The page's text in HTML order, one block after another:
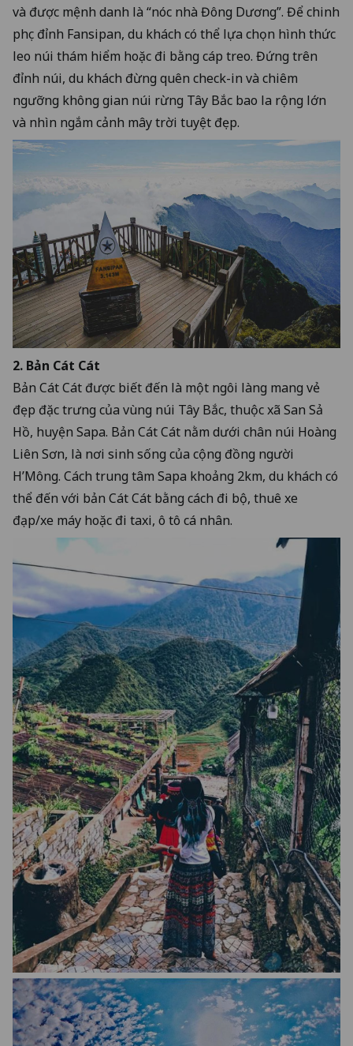
và được mệnh danh là “nóc nhà Đông Dương”. Để chinh
phục đỉnh Fansipan, du khách có thể lựa chọn hình thức
leo núi thám hiểm hoặc đi bằng cáp treo. Đứng trên
đỉnh núi, du khách đừng quên check-in và chiêm
ngưỡng không gian núi rừng Tây Bắc bao la rộng lớn
và nhìn ngắm cảnh mây trời tuyệt đẹp.
2. Bản Cát Cát
Bản Cát Cát được biết đến là một ngôi làng mang vẻ
đẹp đặc trưng của vùng núi Tây Bắc, thuộc xã San Sả
Hồ, huyện Sapa. Bản Cát Cát nằm dưới chân núi Hoàng
Liên Sơn, là nơi sinh sống của cộng đồng người
H’Mông. Cách trung tâm Sapa khoảng 2km, du khách có
thể đến với bản Cát Cát bằng cách đi bộ, thuê xe
đạp/xe máy hoặc đi taxi, ô tô cá nhân.